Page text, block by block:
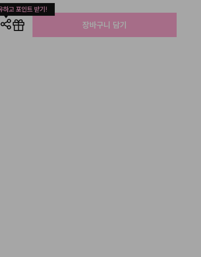
하고 포인트 받기!
장바구니 담기